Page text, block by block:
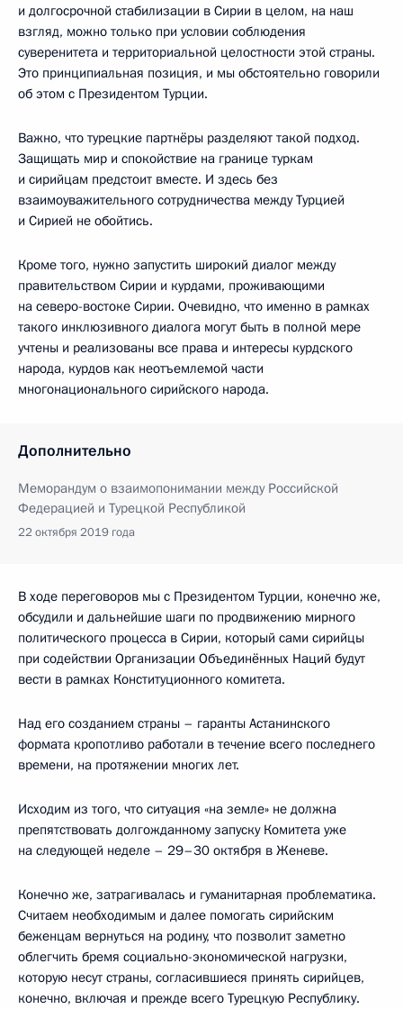
и долгосрочной стабилизации в Сирии в целом, на наш
взгляд, можно только при условии соблюдения
суверенитета и территориальной целостности этой страны.
Это принципиальная позиция, и мы обстоятельно говорили
об этом с Президентом Турции.
Важно, что турецкие партнёры разделяют такой подход.
Защищать мир и спокойствие на границе туркам
и сирийцам предстоит вместе. И здесь без
взаимоуважительного сотрудничества между Турцией
и Сирией не обойтись.
Кроме того, нужно запустить широкий диалог между
правительством Сирии и курдами, проживающими
на северо-востоке Сирии. Очевидно, что именно в рамках
такого инклюзивного диалога могут быть в полной мере
учтены и реализованы все права и интересы курдского
народа, курдов как неотъемлемой части
многонационального сирийского народа.
Дополнительно
Меморандум о взаимопонимании между Российской
Федерацией и Турецкой Республикой
22 октября 2019 года
В ходе переговоров мы с Президентом Турции, конечно же,
обсудили и дальнейшие шаги по продвижению мирного
политического процесса в Сирии, который сами сирийцы
при содействии Организации Объединённых Наций будут
вести в рамках Конституционного комитета.
Над его созданием страны – гаранты Астанинского
формата кропотливо работали в течение всего последнего
времени, на протяжении многих лет.
Исходим из того, что ситуация «на земле» не должна
препятствовать долгожданному запуску Комитета уже
на следующей неделе – 29–30 октября в Женеве.
Конечно же, затрагивалась и гуманитарная проблематика.
Считаем необходимым и далее помогать сирийским
беженцам вернуться на родину, что позволит заметно
облегчить бремя социально-экономической нагрузки,
которую несут страны, согласившиеся принять сирийцев,
конечно, включая и прежде всего Турецкую Республику.